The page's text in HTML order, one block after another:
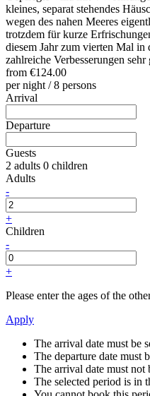
kleines, separat stehendes
wegen des nahen Meeres
trotzdem für kurze
diesem Jahr zum vierten Mal in
zahlreiche Verbesserungen sehr
from €124.00
per night / 8 persons
Arrival
Departure
Guests
2 adults 0 children
Adults
-
+
Children
-
+
Please enter the ages of the
Apply
The arrival date must be
The departure date must
The arrival date must not
The selected period is in